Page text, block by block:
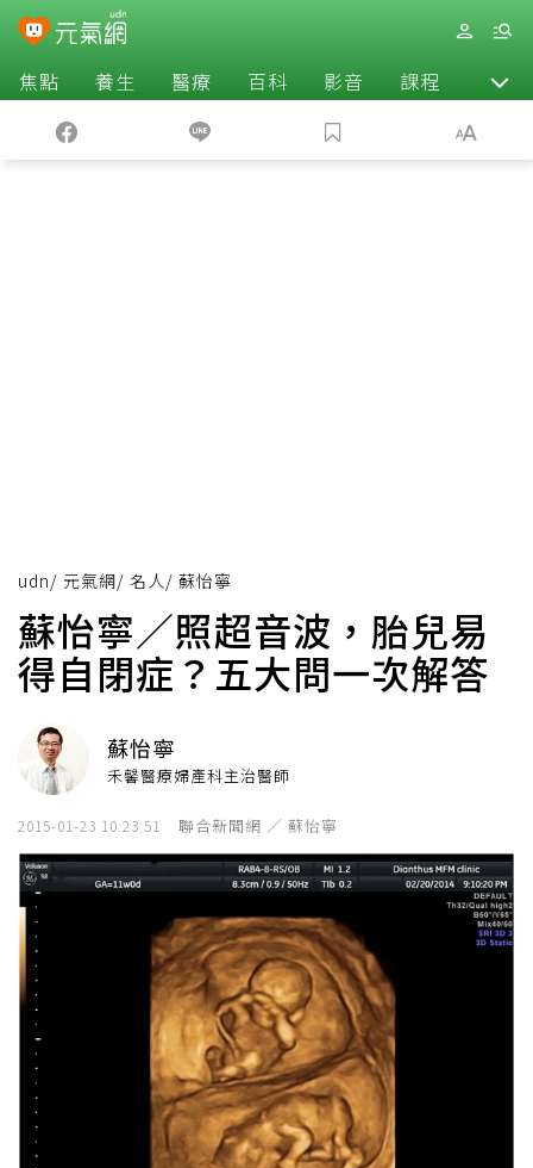
焦點 養生 醫療 百科 影音 課程 退休
udn/ 元氣網/ 名人/ 蘇怡寧
蘇怡寧／照超音波，胎兒易
得自閉症？五大問一次解答
蘇怡寧
禾馨醫療婦產科主治醫師
2015-01-23 10:23:51 聯合新聞網 ／ 蘇怡寧